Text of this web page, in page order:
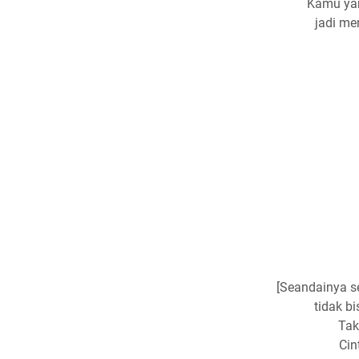
Kamu
jadi
[Seandainya
tidak